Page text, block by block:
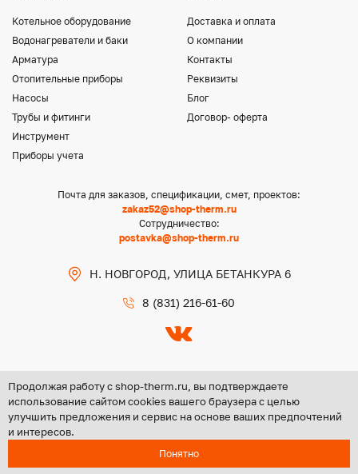
Котельное оборудование
Водонагреватели и баки
Арматура
Отопительные приборы
Насосы
Трубы и фитинги
Инструмент
Приборы учета
Доставка и оплата
О компании
Контакты
Реквизиты
Блог
Договор- оферта
Почта для заказов, спецификации, смет, проектов:
zakaz52@shop-therm.ru
Сотрудничество:
postavka@shop-therm.ru
Н. НОВГОРОД, УЛИЦА БЕТАНКУРА 6
8 (831) 216-61-60
Copyright @ 2026 ООО «ЦЕНТР ГРУПП НН»
Политика конфиденциальности
Продолжая работу с shop-therm.ru, вы подтверждаете
использование сайтом cookies вашего браузера с целью
улучшить предложения и сервис на основе ваших предпочтений
и интересов.
Понятно